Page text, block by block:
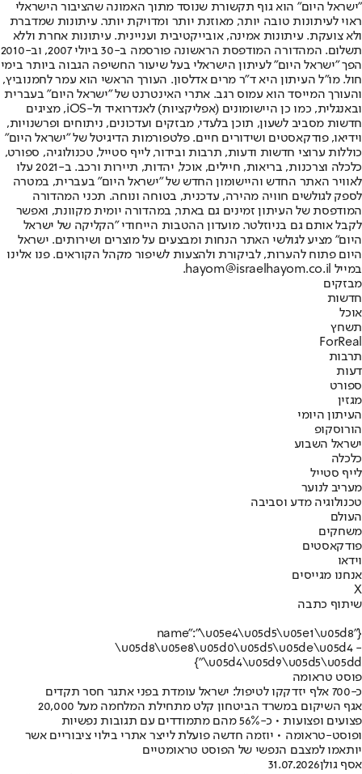
"ישראל היום" הוא גוף תקשורת שנוסד מתוך האמונה שהציבור הישראלי
ראוי לעיתונות טובה יותר, מאוזנת יותר ומדויקת יותר. עיתונות שמדברת
ולא צועקת. עיתונות אמינה, אובייקטיבית ועניינית. עיתונות אחרת וללא
תשלום. המהדורה המודפסת הראשונה פורסמה ב-30 ביולי 2007, וב-2010
הפך "ישראל היום" לעיתון הישראלי בעל שיעור החשיפה הגבוה ביותר בימי
חול. מו"ל העיתון היא ד"ר מרים אדלסון. העורך הראשי הוא עמר לחמנוביץ,
והעורך המייסד הוא עמוס רגב. אתרי האינטרנט של "ישראל היום" בעברית
ובאנגלית, כמו כן היישומונים (אפליקציות) לאנדרואיד ול-iOS, מציגים
חדשות מסביב לשעון, תוכן בלעדי, מבזקים ועדכונים, ניתוחים ופרשנויות,
וידיאו, פודקאסטים ושידורים חיים. פלטפורמות הדיגיטל של "ישראל היום"
כוללות ערוצי חדשות ודעות, תרבות ובידור, לייף סטייל, טכנולוגיה, ספורט,
כלכלה וצרכנות, בריאות, חיילים, אוכל, יהדות, תיירות ורכב. ב-2021 עלו
לאוויר האתר החדש והיישומון החדש של "ישראל היום" בעברית, במטרה
לספק לגולשים חוויה מהירה, עדכנית, בטוחה ונוחה. תכני המהדורה
המודפסת של העיתון זמינים גם באתר, במהדורה יומית מקוונת, ואפשר
לקבל אותם גם בניוזלטר. מועדון ההטבות הייחודי "הקליקה של ישראל
היום" מציע לגולשי האתר הנחות ומבצעים על מוצרים ושירותים. ישראל
היום פתוח להערות, לביקורת ולהצעות לשיפור מקהל הקוראים. פנו אלינו
במייל hayom@israelhayom.co.il.
מבזקים
חדשות
אוכל
תשחץ
ForReal
תרבות
דעות
ספורט
מגזין
העיתון היומי
הורוסקופ
ישראל השבוע
כלכלה
לייף סטייל
מעריב לנוער
טכנולוגיה מדע וסביבה
העולם
משחקים
פודקאסטים
וידאו
אנחנו מגייסים
X
שיתוף כתבה
{"name":"\u05e4\u05d5\u05e1\u05d8
\u05d8\u05e8\u05d0\u05d5\u05de\u05d4 -
\u05d4\u05d9\u05d5\u05dd"}
פוסט טראומה
כ-700 אלף יזדקקו לטיפול: ישראל עומדת בפני אתגר חסר תקדים
אגף השיקום במשרד הביטחון קלט מתחילת המלחמה מעל 20,000
פצועים ופצועות • כ-56% מהם מתמודדים עם תגובות נפשיות
ופוסט-טראומה • יוזמה חדשה פועלת לייצר אתרי בילוי ציבוריים אשר
יותאמו למצבם הנפשי של הפוסט טראומטיים
אסף גולן31.07.2026